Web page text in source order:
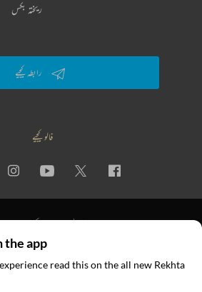
ریختہ بکس
رابطہ کیجیے
فالو کیجیے
Foundation. All rights reserved.
the app
read this on the all new Rekhta